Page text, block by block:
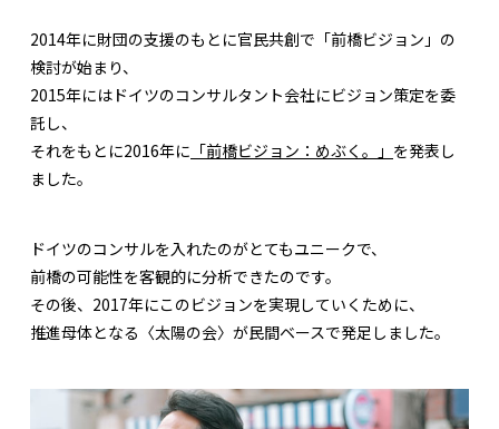
2014年に財団の支援のもとに官民共創で「前橋ビジョン」の
検討が始まり、
2015年にはドイツのコンサルタント会社にビジョン策定を委
託し、
それをもとに2016年に 「前橋ビジョン：めぶく。」 を発表し
ました。
ドイツのコンサルを入れたのがとてもユニークで、
前橋の可能性を客観的に分析できたのです。
その後、2017年にこのビジョンを実現していくために、
推進母体となる〈太陽の会〉が民間ベースで発足しました。